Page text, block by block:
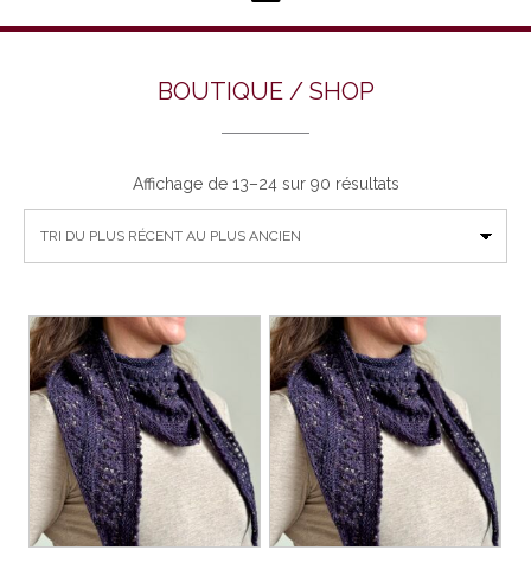
BOUTIQUE / SHOP
Affichage de 13–24 sur 90 résultatsTrié
du
ancien